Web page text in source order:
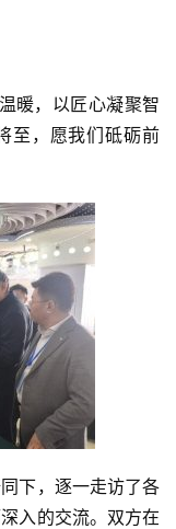
暖，以匠心凝聚智
至，愿我们砥砺前
下，逐一走访了各
入的交流。双方在